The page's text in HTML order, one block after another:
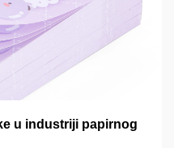
u industriji papirnog